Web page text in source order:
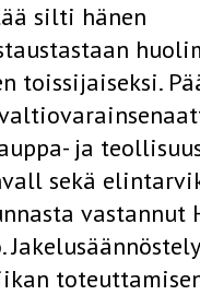
silti hänen
toissijaiseksi.
ja
sekä
vastannut